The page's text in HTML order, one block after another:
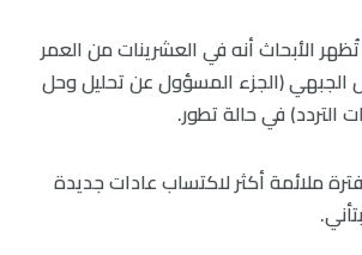
الأبحاث أنه في العشرينات من العمر
الجبهي (الجزء المسؤول عن تحليل وحل
في حالة تطور.
ملائمة أكثر لاكتساب عادات جديدة